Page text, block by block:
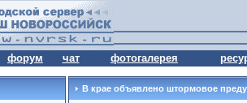
форум чат фотогалерея
В крае объявлено штормовое